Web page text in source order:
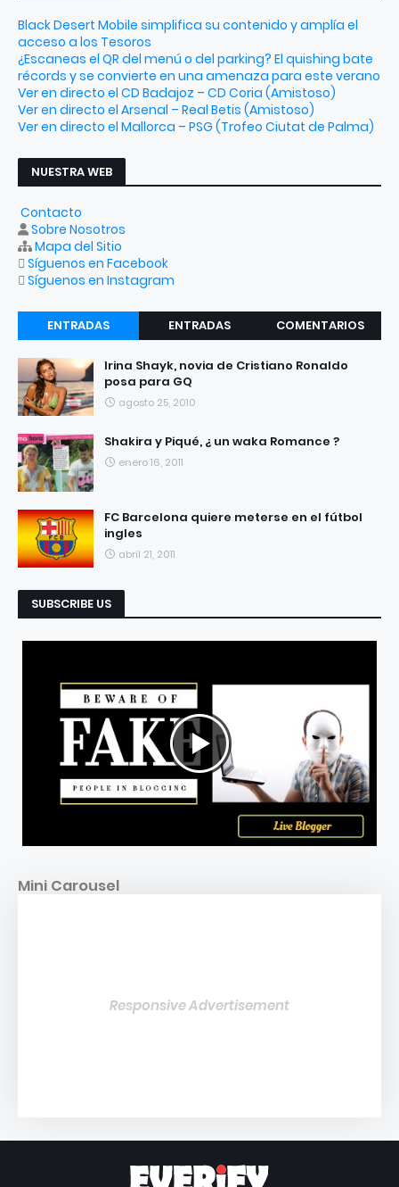
Black Desert Mobile simplifica su contenido y amplía el
acceso a los Tesoros
¿Escaneas el QR del menú o del parking? El quishing bate
récords y se convierte en una amenaza para este verano
Ver en directo el CD Badajoz – CD Coria (Amistoso)
Ver en directo el Arsenal – Real Betis (Amistoso)
Ver en directo el Mallorca – PSG (Trofeo Ciutat de Palma)
NUESTRA WEB
Contacto
Sobre Nosotros
Mapa del Sitio
Síguenos en Facebook
Síguenos en Instagram
ENTRADAS
RECIENTES
ENTRADAS
COMENTARIOS
Irina Shayk, novia de Cristiano Ronaldo
posa para GQ
agosto 25, 2010
Shakira y Piqué, ¿ un waka Romance ?
enero 16, 2011
FC Barcelona quiere meterse en el fútbol
ingles
abril 21, 2011
SUBSCRIBE US
Mini Carousel
Responsive Advertisement